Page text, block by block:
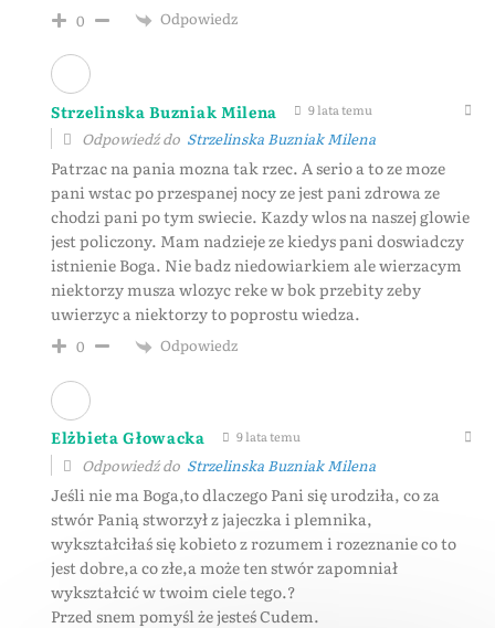
0 Odpowiedz
Strzelinska Buzniak Milena 9 lata temu
Odpowiedź do Strzelinska Buzniak Milena
Patrzac na pania mozna tak rzec. A serio a to ze moze
pani wstac po przespanej nocy ze jest pani zdrowa ze
chodzi pani po tym swiecie. Kazdy wlos na naszej glowie
jest policzony. Mam nadzieje ze kiedys pani doswiadczy
istnienie Boga. Nie badz niedowiarkiem ale wierzacym
niektorzy musza wlozyc reke w bok przebity zeby
uwierzyc a niektorzy to poprostu wiedza.
0 Odpowiedz
Elżbieta Głowacka 9 lata temu
Odpowiedź do Strzelinska Buzniak Milena
Jeśli nie ma Boga,to dlaczego Pani się urodziła, co za
stwór Panią stworzył z jajeczka i plemnika,
wykształciłaś się kobieto z rozumem i rozeznanie co to
jest dobre,a co złe,a może ten stwór zapomniał
wykształcić w twoim ciele tego.?
Przed snem pomyśl że jesteś Cudem.